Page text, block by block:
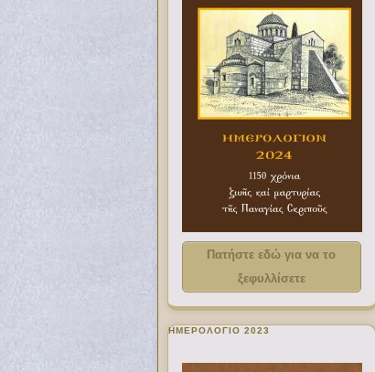
Πατήστε εδώ για να το
ξεφυλλίσετε
ΗΜΕΡΟΛΟΓΙΟ 2023